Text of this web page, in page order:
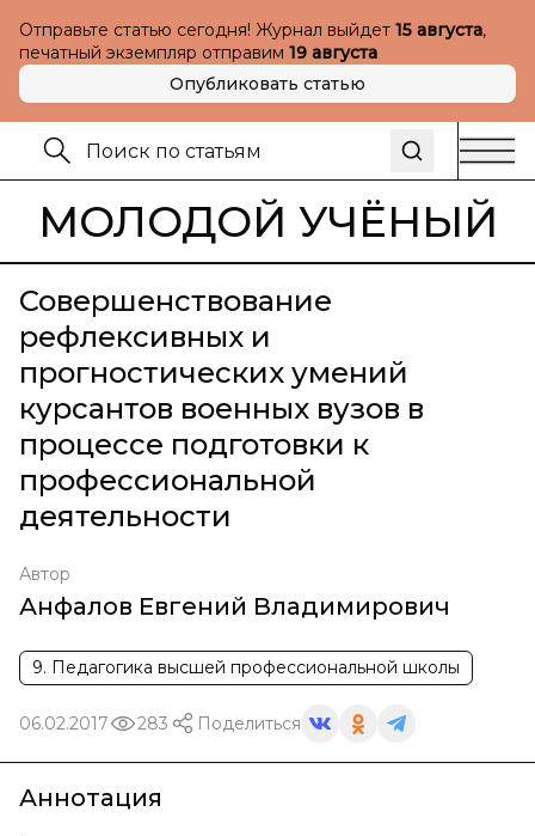
Отправьте статью сегодня! Журнал выйдет 15 августа,
печатный экземпляр отправим 19 августа
Опубликовать статью
МОЛОДОЙ УЧЁНЫЙ
Совершенствование
рефлексивных и
прогностических умений
курсантов военных вузов в
процессе подготовки к
профессиональной
деятельности
Автор
Анфалов Евгений Владимирович
9. Педагогика высшей профессиональной школы
06.02.2017 283 Поделиться
Аннотация